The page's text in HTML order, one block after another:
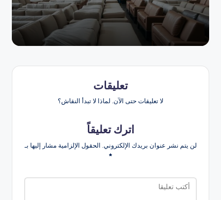
تعليقات
لا تعليقات حتى الآن. لماذا لا تبدأ النقاش؟
اترك تعليقاً
لن يتم نشر عنوان بريدك الإلكتروني. الحقول الإلزامية مشار إليها بـ
*